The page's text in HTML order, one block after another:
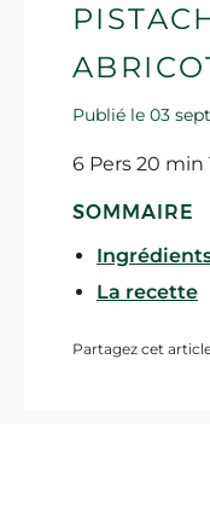
Publié le 03
6 Pers 20 min
SOMMAIRE
La recette
Partagez cet